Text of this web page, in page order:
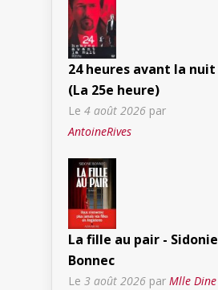
24 heures avant la nuit
(La 25e heure)
Le 4 août 2026 par
AntoineRives
La fille au pair - Sidonie
Bonnec
Le 3 août 2026 par Mlle Dine